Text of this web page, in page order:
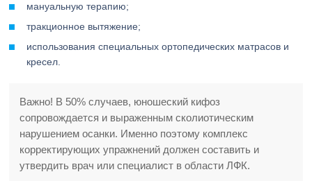
мануальную терапию;
тракционное вытяжение;
использования специальных ортопедических матрасов и
кресел.
Важно! В 50% случаев, юношеский кифоз
сопровождается и выраженным сколиотическим
нарушением осанки. Именно поэтому комплекс
корректирующих упражнений должен составить и
утвердить врач или специалист в области ЛФК.